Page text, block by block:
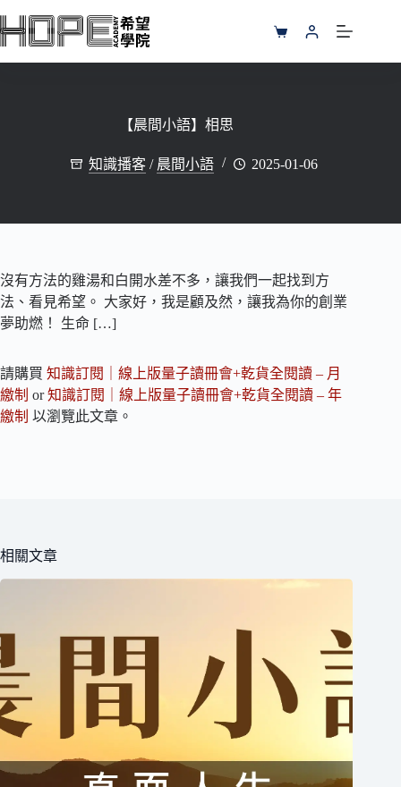
至
購
物
【晨間小語】相思
知識播客 / 晨間小語 2025-01-06
沒有方法的雞湯和白開水差不多，讓我們一起找到方
法、看見希望。 大家好，我是顧及然，讓我為你的創業
夢助燃！ 生命 […]
請購買 知識訂閱｜線上版量子讀冊會+乾貨全閱讀 – 月
繳制 or知識訂閱｜線上版量子讀冊會+乾貨全閱讀 – 年
繳制 以瀏覽此文章。
相關文章